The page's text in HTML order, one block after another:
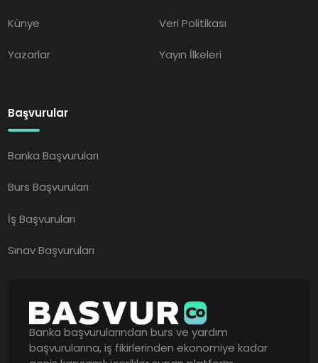
Künye
Yazarlar
Veri Politikası
Yayın İlkeleri
Başvurular
Banka Başvuruları
Burs Başvuruları
İş Başvuruları
Sınav Başvuruları
Banka başvurularından burs ve yardım
başvurularına, iş fikirlerinden ekonomiye kadar